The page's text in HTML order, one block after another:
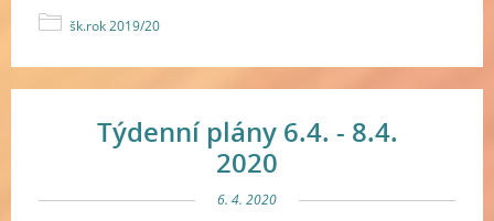
šk.rok 2019/20
Týdenní plány 6.4. - 8.4.
2020
6. 4. 2020